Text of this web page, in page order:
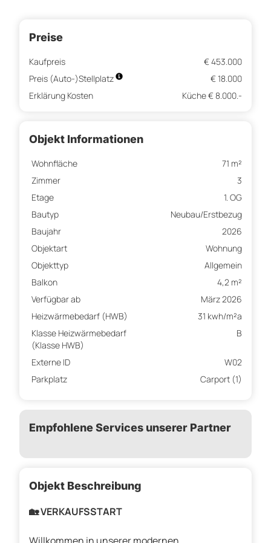
Preise
Kaufpreis
€ 453.000
Preis (Auto-)Stellplatz
€ 18.000
Erklärung Kosten
Küche € 8.000.-
Objekt Informationen
Wohnfläche
71 m²
Zimmer
3
Etage
1. OG
Bautyp
Neubau/Erstbezug
Baujahr
2026
Objektart
Wohnung
Objekttyp
Allgemein
Balkon
4,2 m²
Verfügbar ab
März 2026
Heizwärmebedarf (HWB)
31 kwh/m²a
Klasse Heizwärmebedarf
(Klasse HWB)
B
Externe ID
W02
Parkplatz
Carport (1)
Empfohlene Services unserer Partner
Objekt Beschreibung
🏡 VERKAUFSSTART